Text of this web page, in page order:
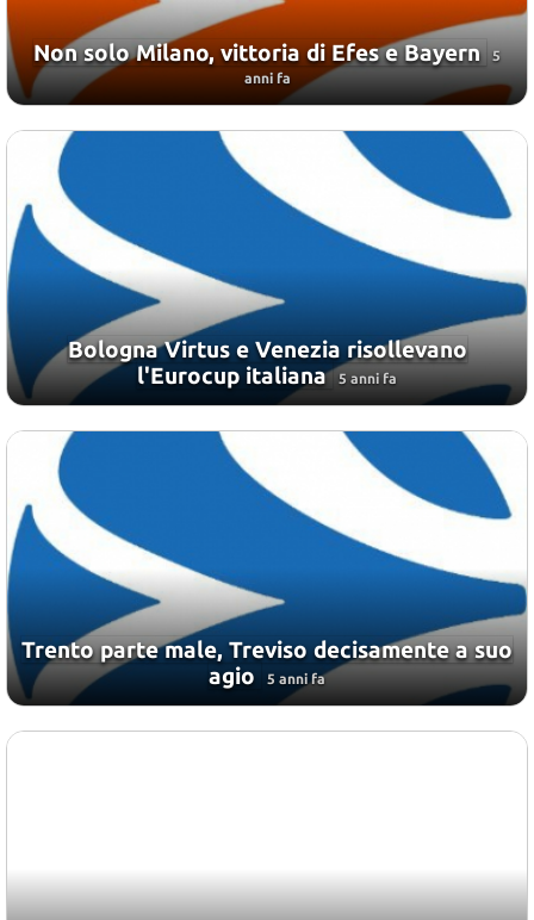
Non solo Milano, vittoria di Efes e Bayern 5
anni fa
Bologna Virtus e Venezia risollevano
l'Eurocup italiana 5 anni fa
Trento parte male, Treviso decisamente a suo
agio
5 anni fa